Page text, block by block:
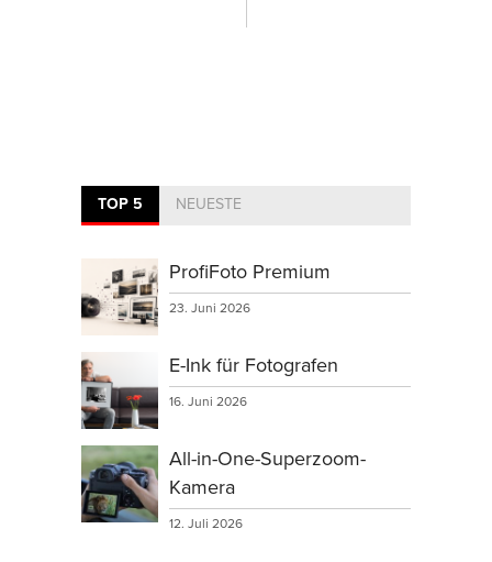
TOP 5 NEUESTE
ProfiFoto Premium
23. Juni 2026
E-Ink für Fotografen
16. Juni 2026
All-in-One-Superzoom-
Kamera
12. Juli 2026